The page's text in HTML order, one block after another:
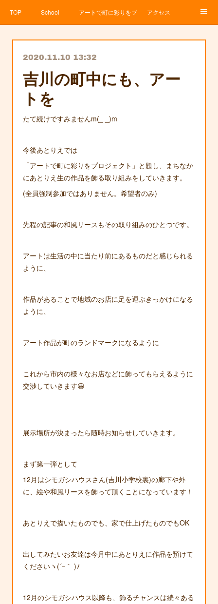
TOP School アートで町に彩りをプロジェクト
アクセス
2020.11.10 13:32
吉川の町中にも、アー
トを
たて続けですみませんm(_ _)m
今後あとりえでは
「アートで町に彩りをプロジェクト」と題し、まちなか
にあとりえ生の作品を飾る取り組みをしていきます。
(全員強制参加ではありません。希望者のみ)
先程の記事の和風リースもその取り組みのひとつです。
アートは生活の中に当たり前にあるものだと感じられる
ように、
作品があることで地域のお店に足を運ぶきっかけになる
ように、
アート作品が町のランドマークになるように
これから市内の様々なお店などに飾ってもらえるように
交渉していきます😃
展示場所が決まったら随時お知らせしていきます。
まず第一弾として
12月はシモガシハウスさん(吉川小学校裏)の廊下や外
に、絵や和風リースを飾って頂くことになっています！
あとりえで描いたものでも、家で仕上げたものでもOK
出してみたいお友達は今月中にあとりえに作品を預けて
くださいヽ(´ｰ｀ )ﾉ
12月のシモガシハウス以降も、飾るチャンスは続々ある